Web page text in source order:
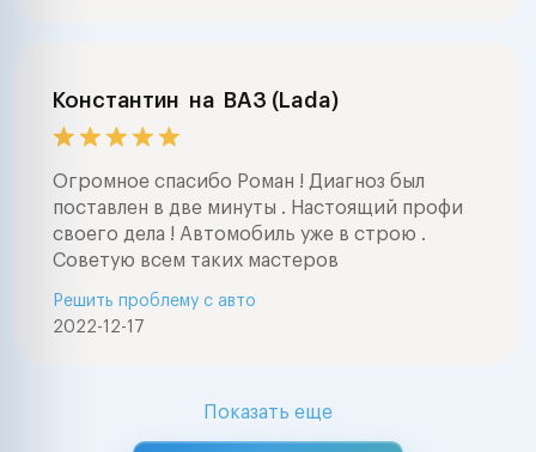
Константин на ВАЗ (Lada)
Огромное спасибо Роман ! Диагноз был
поставлен в две минуты . Настоящий профи
своего дела ! Автомобиль уже в строю .
Советую всем таких мастеров
2022-12-17
Решить проблему с авто
Показать еще